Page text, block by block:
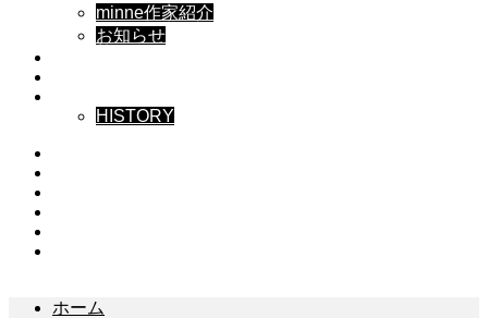
minne作家紹介
お知らせ
HISTORY
ホーム